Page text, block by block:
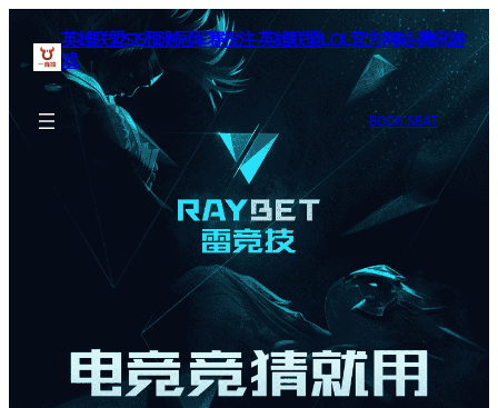
英雄联盟S15预测冠军赛投注-英雄联盟LOL官方网站-腾讯游
戏
BOOK SEAT